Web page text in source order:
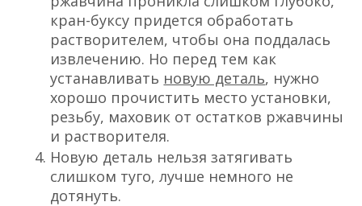
кран-буксу придется обработать
растворителем, чтобы она поддалась
извлечению. Но перед тем как
устанавливать новую деталь, нужно
хорошо прочистить место установки,
резьбу, маховик от остатков ржавчины
и растворителя.
Новую деталь нельзя затягивать
слишком туго, лучше немного не
дотянуть.